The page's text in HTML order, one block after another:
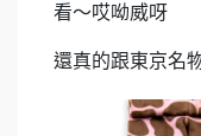
看～哎呦威呀
還真的跟東京名